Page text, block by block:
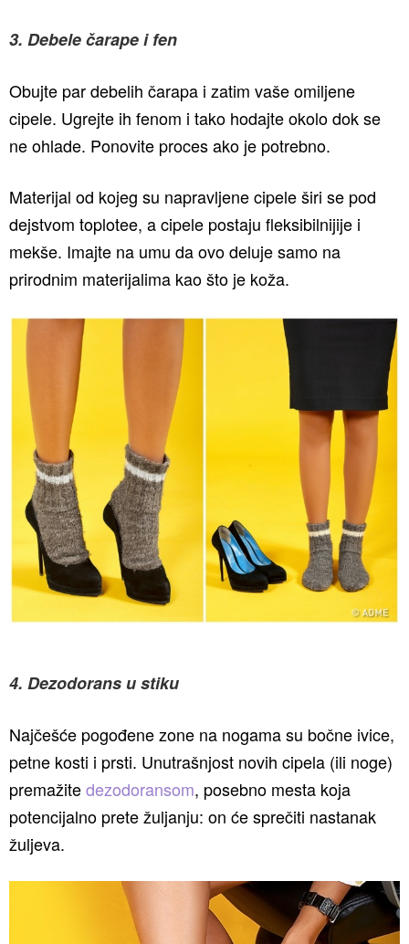
3. Debele čarape i fen
Obujte par debelih čarapa i zatim vaše omiljene
cipele. Ugrejte ih fenom i tako hodajte okolo dok se
ne ohlade. Ponovite proces ako je potrebno.
Materijal od kojeg su napravljene cipele širi se pod
dejstvom toplotee, a cipele postaju fleksibilnijije i
mekše. Imajte na umu da ovo deluje samo na
prirodnim materijalima kao što je koža.
4. Dezodorans u stiku
Najčešće pogođene zone na nogama su bočne ivice,
petne kosti i prsti. Unutrašnjost novih cipela (ili noge)
premažitedezodoransom, posebno mesta koja
potencijalno prete žuljanju: on će sprečiti nastanak
žuljeva.